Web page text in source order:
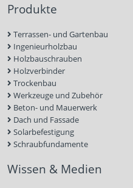
Produkte
Terrassen- und Gartenbau
Ingenieurholzbau
Holzbauschrauben
Holzverbinder
Trockenbau
Werkzeuge und Zubehör
Beton- und Mauerwerk
Dach und Fassade
Solarbefestigung
Schraubfundamente
Wissen & Medien